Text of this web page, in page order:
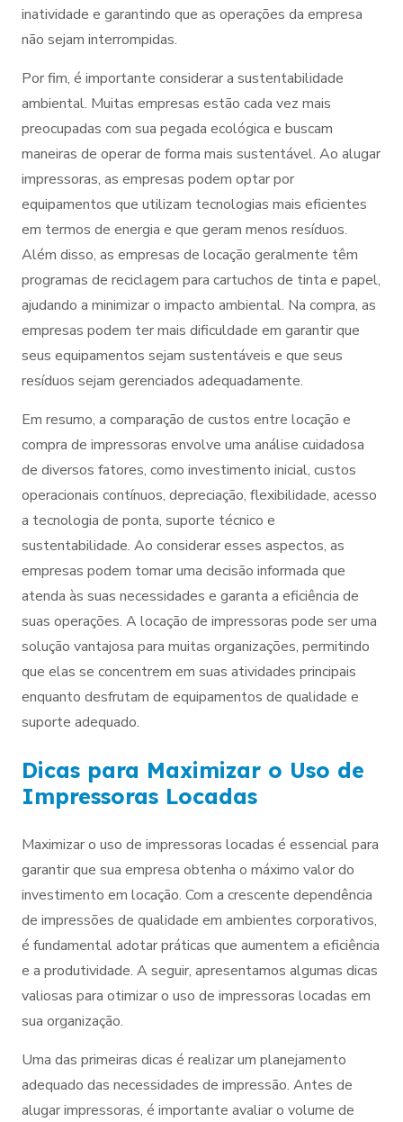
inatividade e garantindo que as operações da empresa
não sejam interrompidas.
Por fim, é importante considerar a sustentabilidade
ambiental. Muitas empresas estão cada vez mais
preocupadas com sua pegada ecológica e buscam
maneiras de operar de forma mais sustentável. Ao alugar
impressoras, as empresas podem optar por
equipamentos que utilizam tecnologias mais eficientes
em termos de energia e que geram menos resíduos.
Além disso, as empresas de locação geralmente têm
programas de reciclagem para cartuchos de tinta e papel,
ajudando a minimizar o impacto ambiental. Na compra, as
empresas podem ter mais dificuldade em garantir que
seus equipamentos sejam sustentáveis e que seus
resíduos sejam gerenciados adequadamente.
Em resumo, a comparação de custos entre locação e
compra de impressoras envolve uma análise cuidadosa
de diversos fatores, como investimento inicial, custos
operacionais contínuos, depreciação, flexibilidade, acesso
a tecnologia de ponta, suporte técnico e
sustentabilidade. Ao considerar esses aspectos, as
empresas podem tomar uma decisão informada que
atenda às suas necessidades e garanta a eficiência de
suas operações. A locação de impressoras pode ser uma
solução vantajosa para muitas organizações, permitindo
que elas se concentrem em suas atividades principais
enquanto desfrutam de equipamentos de qualidade e
suporte adequado.
Dicas para Maximizar o Uso de
Impressoras Locadas
Maximizar o uso de impressoras locadas é essencial para
garantir que sua empresa obtenha o máximo valor do
investimento em locação. Com a crescente dependência
de impressões de qualidade em ambientes corporativos,
é fundamental adotar práticas que aumentem a eficiência
e a produtividade. A seguir, apresentamos algumas dicas
valiosas para otimizar o uso de impressoras locadas em
sua organização.
Uma das primeiras dicas é realizar um planejamento
adequado das necessidades de impressão. Antes de
alugar impressoras, é importante avaliar o volume de